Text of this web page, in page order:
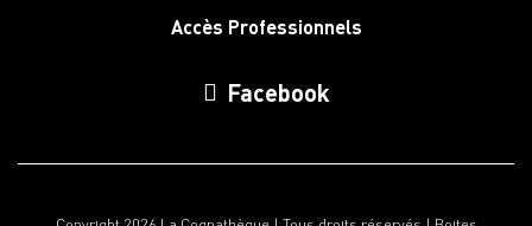
Accès Professionnels
Facebook